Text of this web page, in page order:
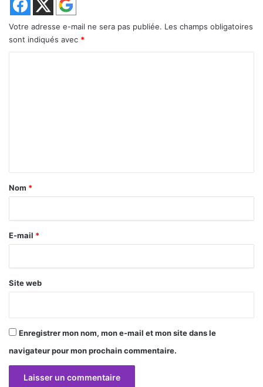
Votre adresse e-mail ne sera pas publiée. Les champs obligatoires
sont indiqués avec *
a
r
e
Nom *
E-mail *
Site web
Enregistrer mon nom, mon e-mail et mon site dans le
navigateur pour mon prochain commentaire.